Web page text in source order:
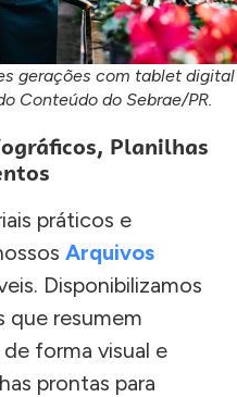
gerações com tablet digital
Conteúdo do Sebrae/PR.
Planilhas
práticos e
Arquivos
Disponibilizamos
que resumem
forma visual e
prontas para